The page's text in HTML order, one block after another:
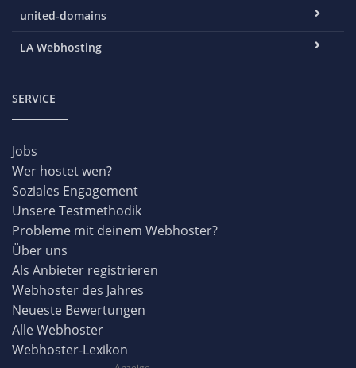
united-domains
LA Webhosting
SERVICE
Jobs
Wer hostet wen?
Soziales Engagement
Unsere Testmethodik
Probleme mit deinem Webhoster?
Über uns
Als Anbieter registrieren
Webhoster des Jahres
Neueste Bewertungen
Alle Webhoster
Webhoster-Lexikon